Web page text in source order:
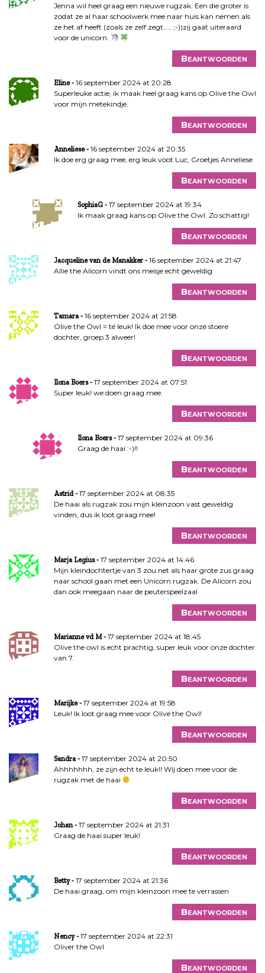
Jenna wil heel graag een nieuwe rugzak. Een die groter is
zodat ze al haar schoolwerk mee naar huis kan nemen als
ze het af heeft (zoals ze zelf zegt….. ;-))zij gaat uiteraard
voor de unicorn.
Beantwoorden
Eline
16 september 2024 at 20:28
Superleuke actie, ik maak heel graag kans op Olive the Owl
voor mijn metekindje.
Beantwoorden
Anneliese
16 september 2024 at 20:35
Ik doe erg graag mee, erg leuk.voot Luc, Groetjes Anneliese
Beantwoorden
SophiaG
17 september 2024 at 19:34
Ik maak graag kans op Olive the Owl. Zo schattig!
Beantwoorden
Jacqueline van de Manakker
16 september 2024 at 21:47
Allie the Alicorn vindt ons meisje echt geweldig
Beantwoorden
Tamara
16 september 2024 at 21:58
Olive the Owl = té leuk! Ik doe mee voor onze stoere
dochter, groep 3 alweer!
Beantwoorden
Ilona Boers
17 september 2024 at 07:51
Super leuk! we doen graag mee.
Beantwoorden
Ilona Boers
17 september 2024 at 09:36
Graag de haai :-)!!
Beantwoorden
Astrid
17 september 2024 at 08:35
De haai als rugzak zou mijn kleinzoon vast geweldig
vinden, dus ik loot graag mee!
Beantwoorden
Marja Legius
17 september 2024 at 14:46
Mijn kleindochtertje van 3 zou net als haar grote zus graag
naar school gaan met een Unicorn rugzak. De Alicorn zou
dan ook meegaan naar de peuterspeelzaal
Beantwoorden
Marianne vd M
17 september 2024 at 18:45
Olive the owl is echt prachtig, super leuk voor onze dochter
van 7.
Beantwoorden
Marijke
17 september 2024 at 19:58
Leuk! Ik loot graag mee voor Olive the Owl!
Beantwoorden
Sandra
17 september 2024 at 20:50
Ahhhhhhh, ze zijn echt te leuk!! Wij doen mee voor de
rugzak met de haai
Beantwoorden
Johan
17 september 2024 at 21:31
Graag de haai super leuk!
Beantwoorden
Betty
17 september 2024 at 21:36
De haai graag, om mijn kleinzoon mee te verrassen
Beantwoorden
Nency
17 september 2024 at 22:31
Oliver the Owl
Beantwoorden